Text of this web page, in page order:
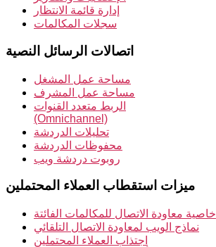
إدارة قائمة الانتظار
سجلات المكالمات
اتصالات الرسائل النصية
مساحة عمل المشغل
مساحة عمل المشرف
الربط متعدد القنوات
(Omnichannel)
تحليلات الدردشة
محفوظات الدردشة
روبوت دردشة ويب
ميزات استقطاب العملاء المحتملين
خاصية معاودة الاتصال للمكالمات الفائتة
نماذج الويب لمعاودة الاتصال التلقائي
اجتذاب العملاء المحتملين